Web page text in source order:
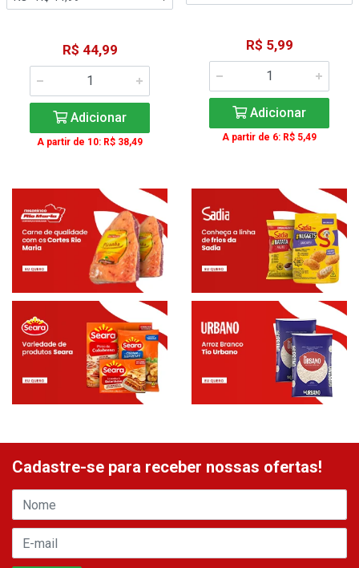
R$ 44,99
Adicionar
A partir de 10: R$ 38,49
R$ 5,99
Adicionar
A partir de 6: R$ 5,49
Cadastre-se para receber nossas ofertas!